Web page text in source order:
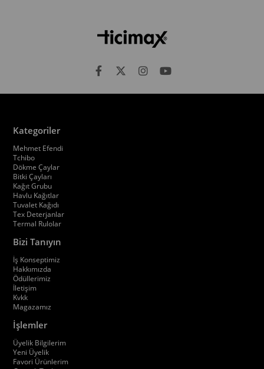
Kategoriler
Mehmet Efendi
Tchibo
Dökme Çaylar
Bitki Çayları
Kağıt Grubu
Havlu Kağıtlar
Tuvalet Kağıdı
Tex Deterjanlar
Termal Rulolar
Bizi Tanıyın
İş Konseptimiz
Hakkımızda
Ödüllerimiz
İletişim
Kvkk
Magazamız
İşlemler
Üyelik Bilgilerim
Yeni Üyelik
Favori Ürünlerim